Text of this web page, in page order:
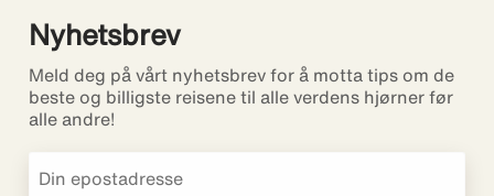
Nyhetsbrev
Meld deg på vårt nyhetsbrev for å motta tips om de
beste og billigste reisene til alle verdens hjørner før
alle andre!